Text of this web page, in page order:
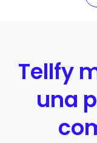
Tellfy
una